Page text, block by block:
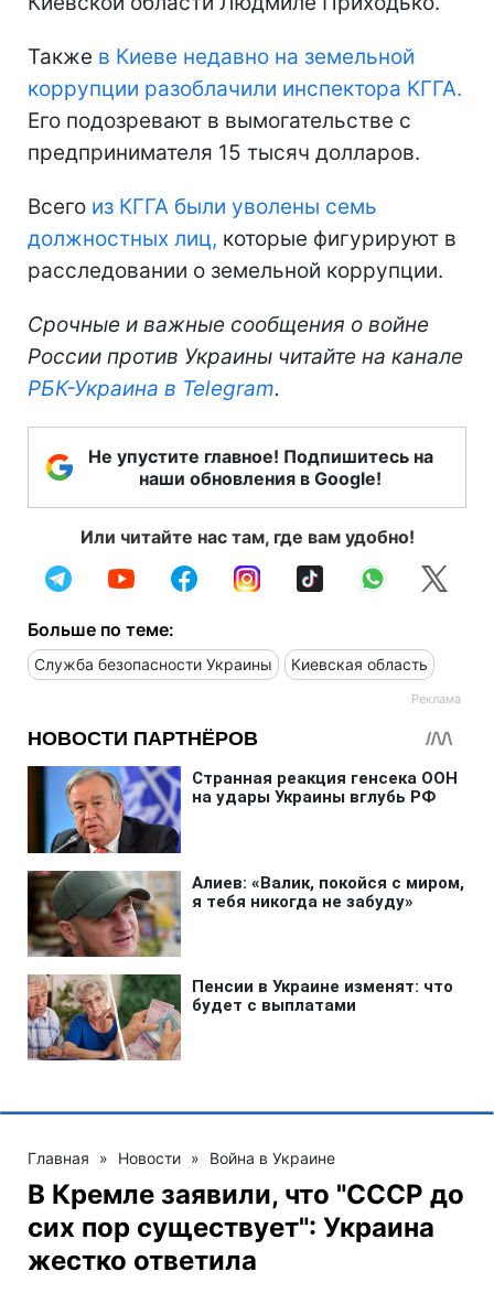
Также в Киеве недавно на земельной
коррупции разоблачили инспектора КГГА.
Его подозревают в вымогательстве с
предпринимателя 15 тысяч долларов.
Всего из КГГА были уволены семь
должностных лиц, которые фигурируют в
расследовании о земельной коррупции.
Срочные и важные сообщения о войне
России против Украины читайте на канале
РБК-Украина в Telegram.
Не упустите главное! Подпишитесь на
наши обновления в Google!
Или читайте нас там, где вам удобно!
Больше по теме:
Служба безопасности Украины Киевская область
Главная » Новости » Война в Украине
В Кремле заявили, что "СССР до
сих пор существует": Украина
жестко ответила